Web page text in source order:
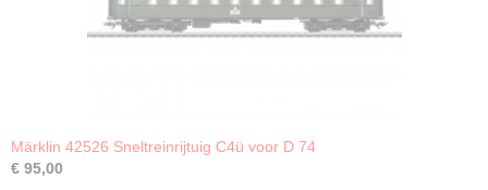
Märklin 42526 Sneltreinrijtuig C4ü voor D 74
€ 95,00